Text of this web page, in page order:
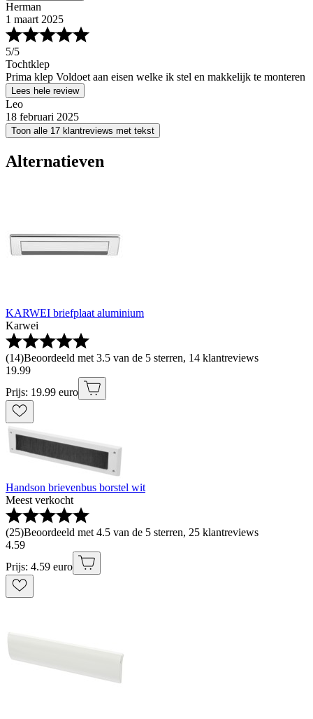
Herman
1 maart 2025
5/5
Tochtklep
Prima klep Voldoet aan eisen welke ik stel en makkelijk te monteren
Lees hele review
Leo
18 februari 2025
Toon alle 17 klantreviews met tekst
Alternatieven
KARWEI briefplaat aluminium
Karwei
(14)Beoordeeld met 3.5 van de 5 sterren, 14 klantreviews
19.99
Prijs: 19.99 euro
Handson brievenbus borstel wit
Meest verkocht
(25)Beoordeeld met 4.5 van de 5 sterren, 25 klantreviews
4.59
Prijs: 4.59 euro